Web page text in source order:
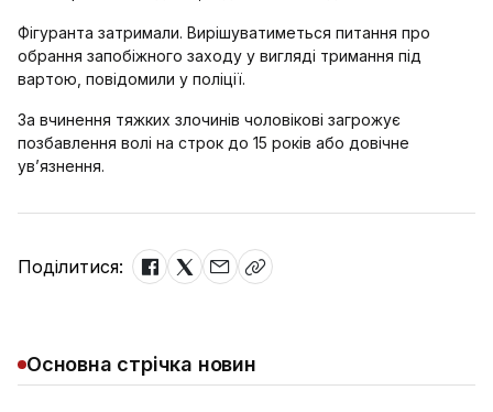
Фігуранта затримали. Вирішуватиметься питання про
обрання запобіжного заходу у вигляді тримання під
вартою, повідомили у поліції.
За вчинення тяжких злочинів чоловікові загрожує
позбавлення волі на строк до 15 років або довічне
увʼязнення.
Поділитися:
Основна стрічка новин